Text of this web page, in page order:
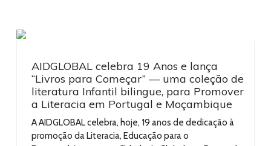
AIDGLOBAL celebra 19 Anos e lança
“Livros para Começar” — uma coleção de
literatura Infantil bilingue, para Promover
a Literacia em Portugal e Moçambique
A AIDGLOBAL celebra, hoje, 19 anos de dedicação à
promoção da Literacia, Educação para o